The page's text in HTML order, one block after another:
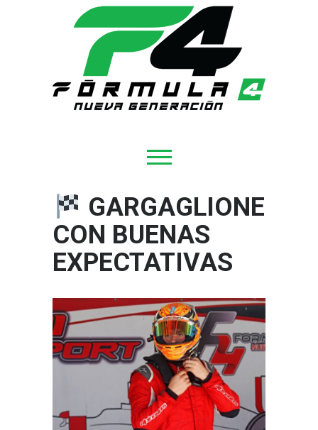
GARGAGLIONE
CON BUENAS
EXPECTATIVAS